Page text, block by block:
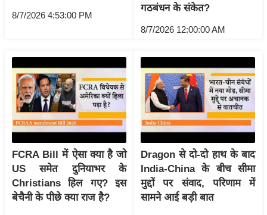
ल
क्नॉ
लॉ
जी
ब्यू
टी
/
फै
श
न
घ
8/7/2026 4:53:00 PM
गठबंधन के संकेत?
8/7/2026 12:00:00 AM
FCRA Bill में ऐसा क्या है जो
US समेत दुनियाभर के
Christians हिल गए? इस
बेचैनी के पीछे क्या राज है?
Dragon से दो-दो हाथ के बाद
India-China के बीच सीमा
मुद्दों पर संवाद, परिणाम में
सामने आई बड़ी बात